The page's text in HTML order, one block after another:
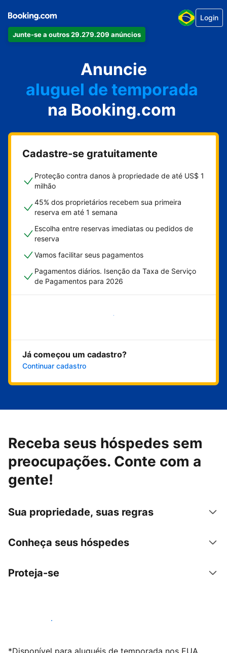
Junte-se a outros 29.279.209 anúncios
Login
Anuncie
seu apartamento
seu hotel
aluguel de temporada
sua pousada
sua casa
na Booking.com
Cadastre-se gratuitamente
Proteção contra danos à propriedade de até US$ 1
milhão
45% dos proprietários recebem sua primeira
reserva em até 1 semana
Escolha entre reservas imediatas ou pedidos de
reserva
Vamos facilitar seus pagamentos
Pagamentos diários. Isenção da Taxa de Serviço
de Pagamentos para 2026
Comece agora
Já começou um cadastro?
Continuar cadastro
Receba seus hóspedes sem
preocupações. Conte com a
gente!
Sua propriedade, suas regras
Conheça seus hóspedes
Proteja-se
Anunciar conosco